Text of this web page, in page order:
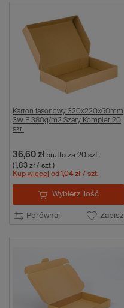
Karton fasonowy 320x220x60mm
3W E 380g/m2 Szary Komplet 20
szt.
36,60 zł brutto za 20 szt.
(1,83 zł / szt.)
Kup więcej od 1,04 zł / szt.
Porównaj Zapisz
Wybierz ilość